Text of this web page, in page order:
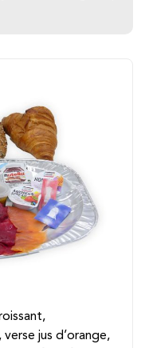
jus d’orange,